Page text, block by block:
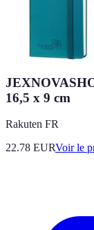
16,5 x 9 cm
Rakuten FR
22.78 EURVoir le